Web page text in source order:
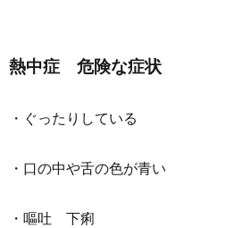
熱中症 危険な症状
・ぐったりしている
・口の中や舌の色が青い
・嘔吐 下痢